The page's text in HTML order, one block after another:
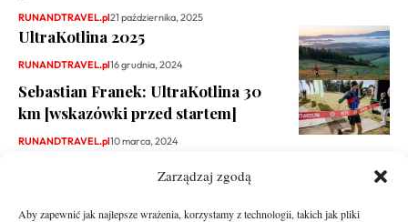
Zarządzaj zgodą
Aby zapewnić jak najlepsze wrażenia, korzystamy z technologii, takich jak pliki
RUNANDTRAVEL.pl21 października, 2025
UltraKotlina 2025
RUNANDTRAVEL.pl16 grudnia, 2024
Sebastian Franek: UltraKotlina 30
km [wskazówki przed startem]
RUNANDTRAVEL.pl10 marca, 2024